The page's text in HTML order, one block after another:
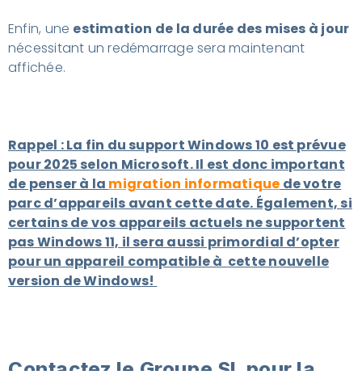
Enfin, une estimation de la durée des mises à jour
nécessitant un redémarrage sera maintenant
affichée.
Rappel : La fin du support Windows 10 est prévue
pour 2025 selon Microsoft. Il est donc important
de penser à la migration informatique de votre
parc d’appareils avant cette date. Également, si
certains de vos appareils actuels ne supportent
pas Windows 11, il sera aussi primordial d’opter
pour un appareil compatible à cette nouvelle
version de Windows!
Contactez le Groupe SL pour la